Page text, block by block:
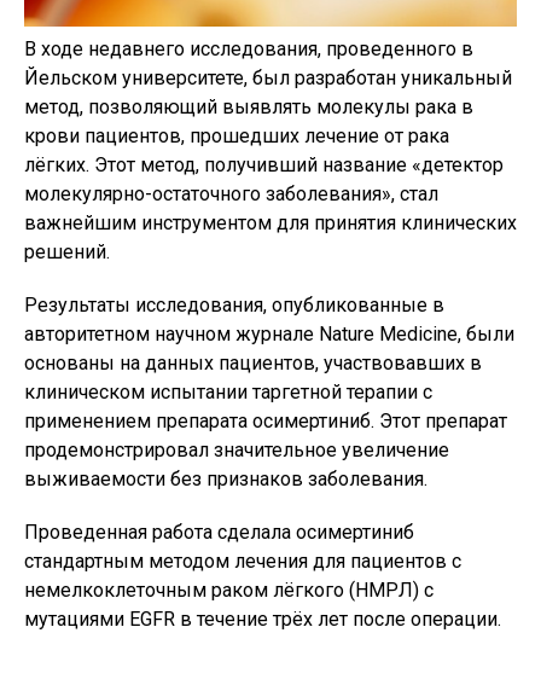
В ходе недавнего исследования, проведенного в
Йельском университете, был разработан уникальный
метод, позволяющий выявлять молекулы рака в
крови пациентов, прошедших лечение от рака
лёгких. Этот метод, получивший название «детектор
молекулярно-остаточного заболевания», стал
важнейшим инструментом для принятия клинических
решений.
Результаты исследования, опубликованные в
авторитетном научном журнале Nature Medicine, были
основаны на данных пациентов, участвовавших в
клиническом испытании таргетной терапии с
применением препарата осимертиниб. Этот препарат
продемонстрировал значительное увеличение
выживаемости без признаков заболевания.
Проведенная работа сделала осимертиниб
стандартным методом лечения для пациентов с
немелкоклеточным раком лёгкого (НМРЛ) с
мутациями EGFR в течение трёх лет после операции.